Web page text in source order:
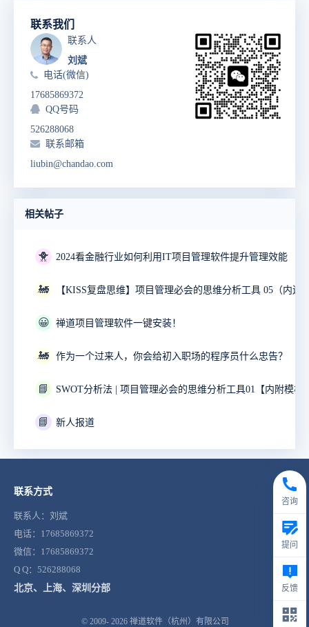
联系我们
联系人
刘斌
电话(微信)
17685869372
QQ号码
526288068
联系邮箱
liubin@chandao.com
相关帖子
🐥 2024看金融行业如何利用IT项目管理软件提升管理效能
🚂 【KISS复盘思维】项目管理必会的思维分析工具 05（内送
😀 禅道项目管理软件一键安装！
🚂 作为一个过来人，你会给初入职场的程序员什么忠告？
📘 SWOT分析法 | 项目管理必会的思维分析工具01【内附模板
📘 新人报道
联系方式
联系人：刘斌
电话：17685869372
微信：17685869372
Q Q：526288068
北京、上海、深圳分部
© 2009- 2026 禅道软件（杭州）有限公司
咨询
提问
反馈